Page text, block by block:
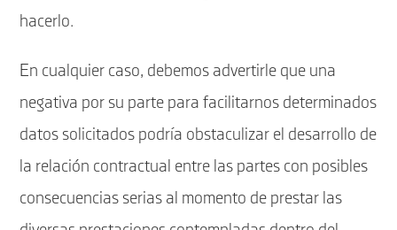
hacerlo.
En cualquier caso, debemos advertirle que una
negativa por su parte para facilitarnos determinados
datos solicitados podría obstaculizar el desarrollo de
la relación contractual entre las partes con posibles
consecuencias serias al momento de prestar las